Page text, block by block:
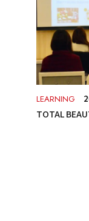
LEARNING
TOTAL